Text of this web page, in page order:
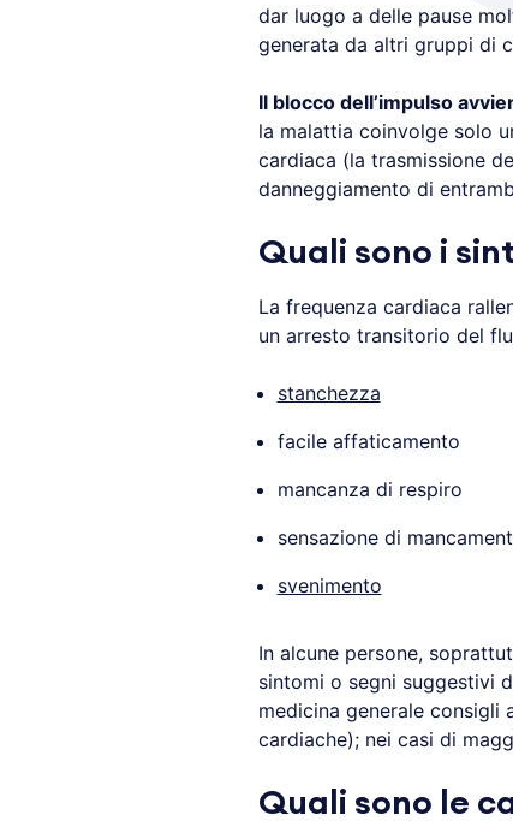
dar luogo a delle pause
generata da altri gruppi di
Il blocco dell’impulso
la malattia coinvolge solo
cardiaca (la trasmissione
danneggiamento di
Quali sono i
La frequenza cardiaca
un arresto transitorio del
stanchezza
facile affaticamento
mancanza di respiro
sensazione di
svenimento
In alcune persone,
sintomi o segni suggestivi
medicina generale
cardiache); nei casi di
Quali sono le